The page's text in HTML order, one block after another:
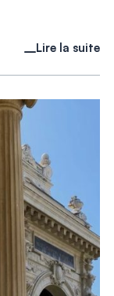
Lire la suite